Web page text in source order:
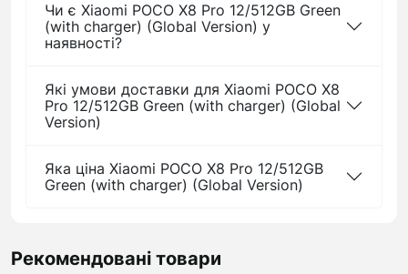
Чи є Xiaomi POCO X8 Pro 12/512GB Green
(with charger) (Global Version) у
наявності?
Які умови доставки для Xiaomi POCO X8
Pro 12/512GB Green (with charger) (Global
Version)
Яка ціна Xiaomi POCO X8 Pro 12/512GB
Green (with charger) (Global Version)
Рекомендовані товари